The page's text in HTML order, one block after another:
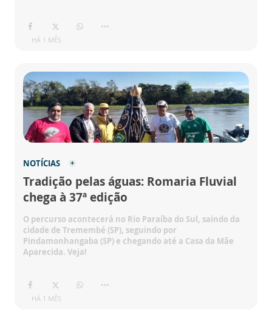
HÁ 1 MÊS
NOTÍCIAS
Tradição pelas águas: Romaria Fluvial
chega à 37ª edição
O percurso acontecerá no Rio Paraíba do Sul, saindo da
cidade de Tremembé (SP), seguindo por
Pindamonhangaba (SP) e chegando até a Casa da Mãe
Aparecida. Veja!
HÁ 1 MÊS